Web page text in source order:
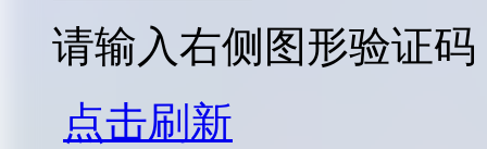
请输入右侧图形验证码
点击刷新